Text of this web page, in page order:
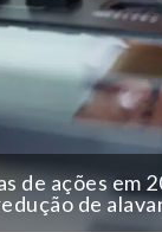
de ações em
de